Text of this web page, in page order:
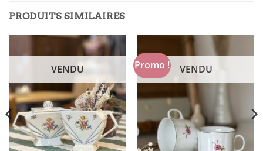
PRODUITS SIMILAIRES
VENDU Promo ! VENDU